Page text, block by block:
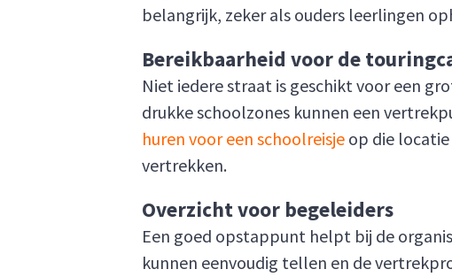
belangrijk, zeker als ouders leerlingen
Bereikbaarheid voor de
Niet iedere straat is geschikt voor een
drukke schoolzones kunnen een
huren voor een schoolreisje op die
vertrekken.
Overzicht voor begeleiders
Een goed opstappunt helpt bij de
kunnen eenvoudig tellen en de